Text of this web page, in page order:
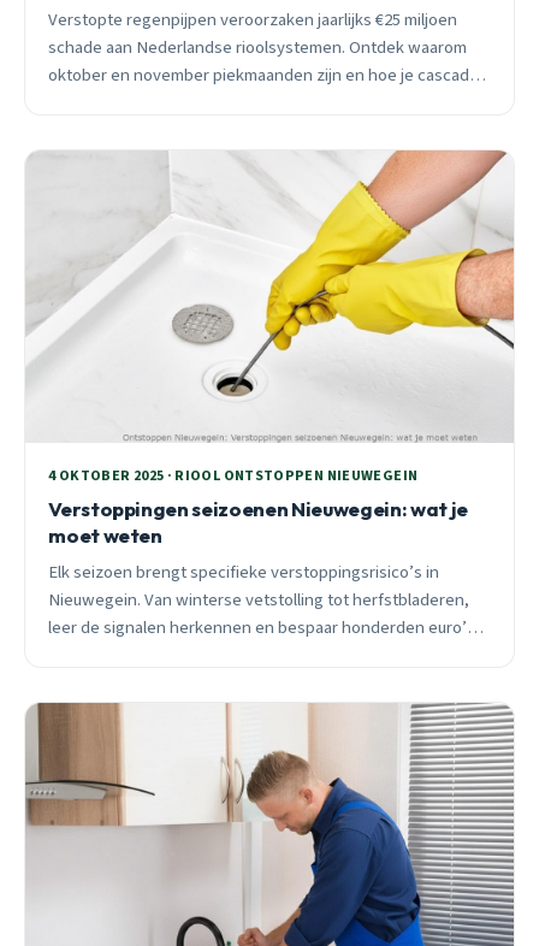
Verstopte regenpijpen veroorzaken jaarlijks €25 miljoen
schade aan Nederlandse rioolsystemen. Ontdek waarom
oktober en november piekmaanden zijn en hoe je cascade-
4 OKTOBER 2025 · RIOOL ONTSTOPPEN NIEUWEGEIN
Verstoppingen seizoenen Nieuwegein: wat je
moet weten
Elk seizoen brengt specifieke verstoppingsrisico’s in
Nieuwegein. Van winterse vetstolling tot herfstbladeren,
leer de signalen herkennen en bespaar honderden euro’s